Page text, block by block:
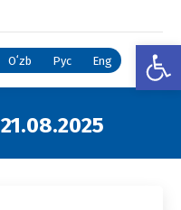
Oʻzb Рус Eng
21.08.2025